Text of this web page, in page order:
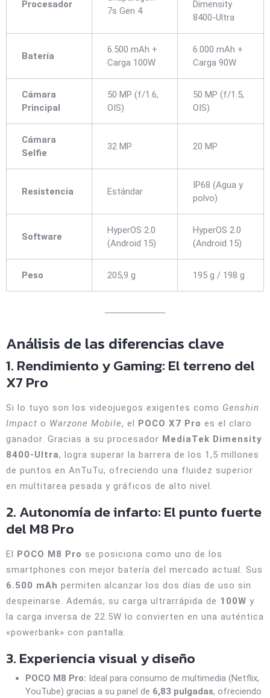
Procesador
7s Gen 4
Dimensity
8400-Ultra
Batería
6.500 mAh +
Carga 100W
6.000 mAh +
Carga 90W
Cámara
Principal
50 MP (f/1.6,
OIS)
50 MP (f/1.5,
OIS)
Cámara
Selfie
32 MP 20 MP
Resistencia Estándar
IP68 (Agua y
polvo)
Software
HyperOS 2.0
(Android 15)
HyperOS 2.0
(Android 15)
Peso 205,9 g 195 g / 198 g
Análisis de las diferencias clave
1. Rendimiento y Gaming: El terreno del
X7 Pro
Si lo tuyo son los videojuegos exigentes como Genshin
Impact o Warzone Mobile, el POCO X7 Pro es el claro
ganador. Gracias a su procesador MediaTek Dimensity
8400-Ultra, logra superar la barrera de los 1,5 millones
de puntos en AnTuTu, ofreciendo una fluidez superior
en multitarea pesada y gráficos de alto nivel.
2. Autonomía de infarto: El punto fuerte
del M8 Pro
El POCO M8 Pro se posiciona como uno de los
smartphones con mejor batería del mercado actual. Sus
6.500 mAh permiten alcanzar los dos días de uso sin
despeinarse. Además, su carga ultrarrápida de 100W y
la carga inversa de 22.5W lo convierten en una auténtica
«powerbank» con pantalla.
3. Experiencia visual y diseño
POCO M8 Pro: Ideal para consumo de multimedia (Netflix,
YouTube) gracias a su panel de 6,83 pulgadas, ofreciendo